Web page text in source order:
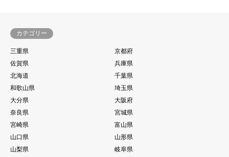
カテゴリー
三重県
京都府
佐賀県
兵庫県
北海道
千葉県
和歌山県
埼玉県
大分県
大阪府
奈良県
宮城県
宮崎県
富山県
山口県
山形県
山梨県
岐阜県